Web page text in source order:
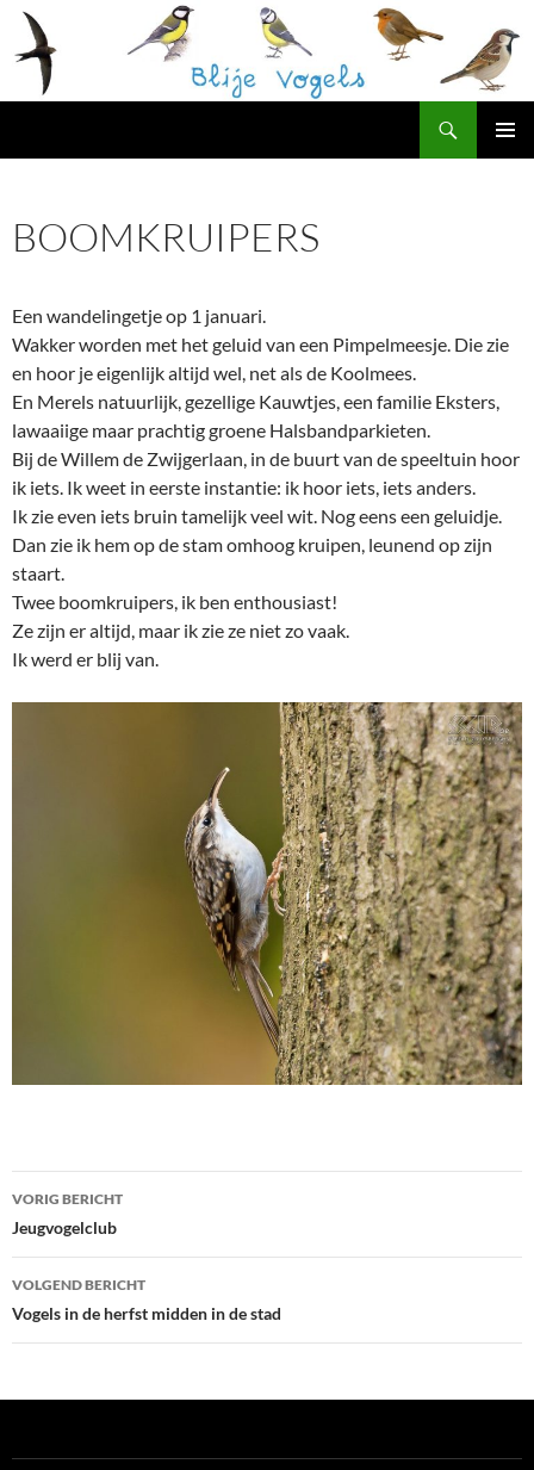
naar
de
inhoud
BOOMKRUIPERS
Een wandelingetje op 1 januari.
Wakker worden met het geluid van een Pimpelmeesje. Die zie
en hoor je eigenlijk altijd wel, net als de Koolmees.
En Merels natuurlijk, gezellige Kauwtjes, een familie Eksters,
lawaaiige maar prachtig groene Halsbandparkieten.
Bij de Willem de Zwijgerlaan, in de buurt van de speeltuin hoor
ik iets. Ik weet in eerste instantie: ik hoor iets, iets anders.
Ik zie even iets bruin tamelijk veel wit. Nog eens een geluidje.
Dan zie ik hem op de stam omhoog kruipen, leunend op zijn
staart.
Twee boomkruipers, ik ben enthousiast!
Ze zijn er altijd, maar ik zie ze niet zo vaak.
Ik werd er blij van.
Bericht
navigatie
VORIG BERICHT
Jeugvogelclub
VOLGEND BERICHT
Vogels in de herfst midden in de stad